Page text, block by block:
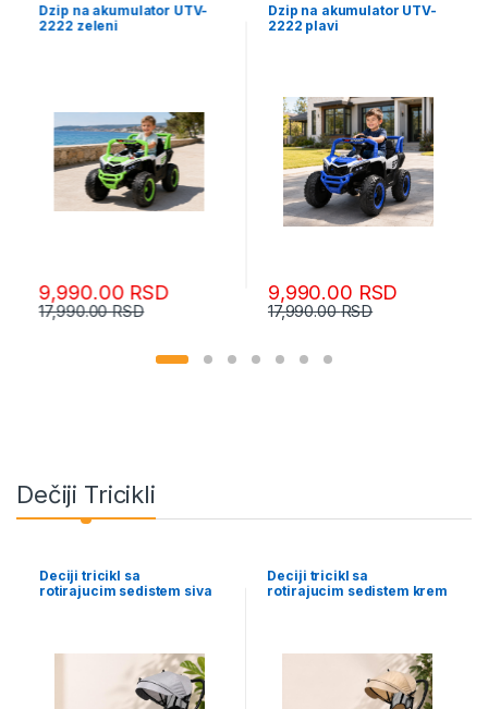
Dzip na akumulator UTV-
2222 zeleni
9,990.00 RSD
17,990.00RSD
Dzip na akumulator UTV-
2222 plavi
9,990.00 RSD
17,990.00RSD
Dečiji Tricikli
Deciji tricikl sa
rotirajucim sedistem siva
Deciji tricikl sa
rotirajucim sedistem krem